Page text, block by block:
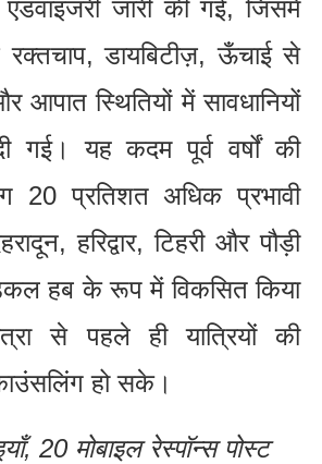
जारी की गई, जिसमें
डायबिटीज़, ऊँचाई से
आपात स्थितियों में सावधानियों
गई। यह कदम पूर्व वर्षों की
20 प्रतिशत अधिक प्रभावी
हरिद्वार, टिहरी और पौड़ी
हब के रूप में विकसित किया
से पहले ही यात्रियों की
हो सके।
20 मोबाइल रेस्पॉन्स पोस्ट